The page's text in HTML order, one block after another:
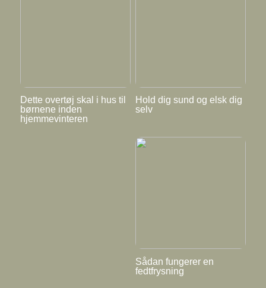
Dette overtøj skal i hus til
børnene inden
hjemmevinteren
Hold dig sund og elsk dig
selv
Sådan fungerer en
fedtfrysning